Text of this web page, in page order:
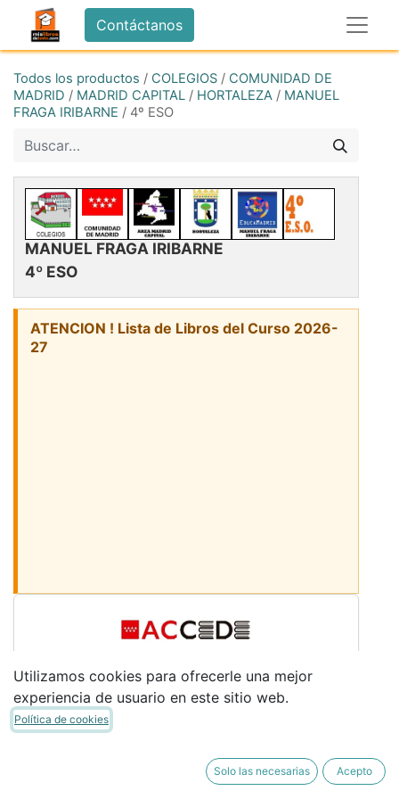
Contáctanos
Todos los productos / COLEGIOS / COMUNIDAD DE
MADRID / MADRID CAPITAL / HORTALEZA / MANUEL
FRAGA IRIBARNE / 4º ESO
MANUEL FRAGA IRIBARNE
4º ESO
ATENCION ! Lista de Libros del Curso 2026-
27
LIBROS COMUNES
Marca los libros que necesites. (Si perteneces
al PLAN ACCEDE no marques los indicados
como INCLUIDO ACCEDE)
Sigue bajando para ver más libros
Utilizamos cookies para ofrecerle una mejor
experiencia de usuario en este sitio web.
Política de cookies
Solo las necesarias Acepto